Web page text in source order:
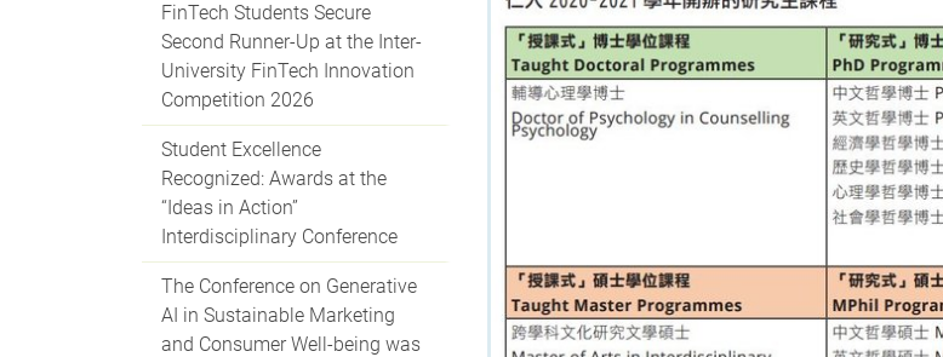
FinTech Students Secure
Second Runner-Up at the Inter-
University FinTech Innovation
Competition 2026
Student Excellence
Recognized: Awards at the
“Ideas in Action”
Interdisciplinary Conference
The Conference on Generative
AI in Sustainable Marketing
and Consumer Well-being was